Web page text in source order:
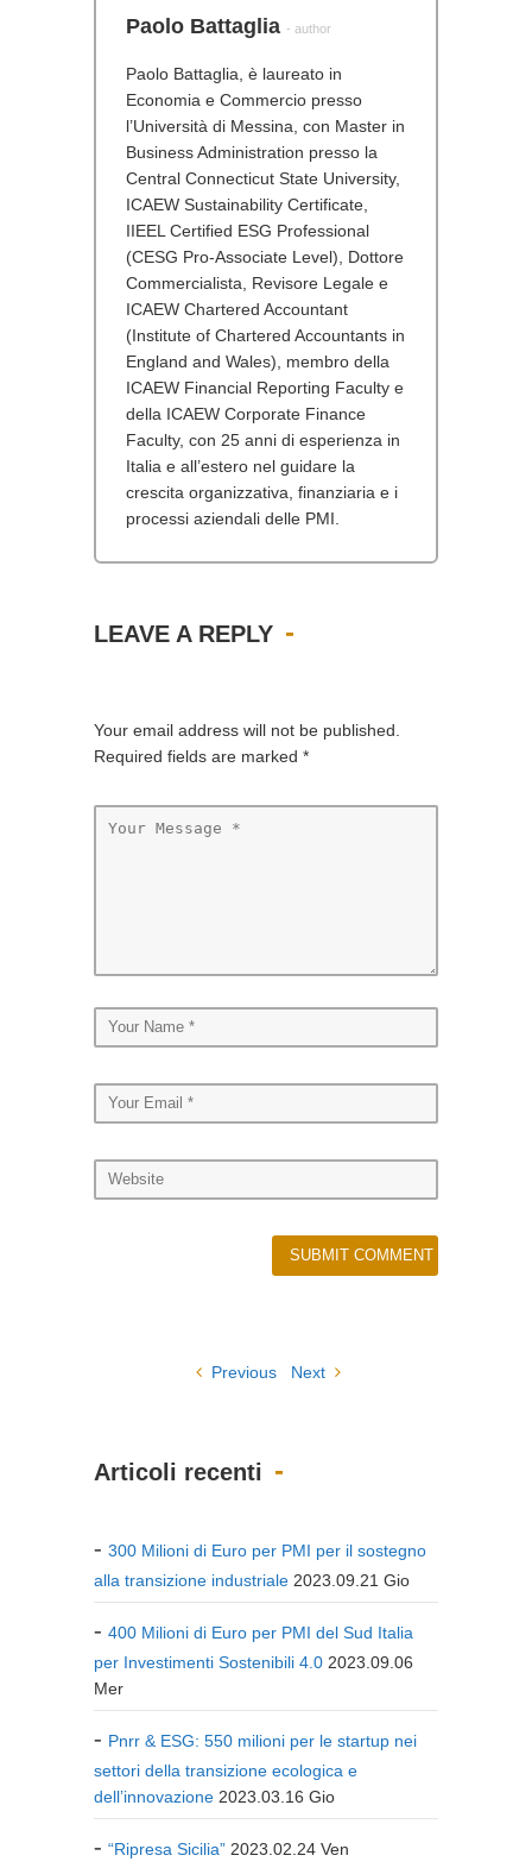
Paolo Battaglia - author
Paolo Battaglia, è laureato in
Economia e Commercio presso
l’Università di Messina, con Master in
Business Administration presso la
Central Connecticut State University,
ICAEW Sustainability Certificate,
IIEEL Certified ESG Professional
(CESG Pro-Associate Level), Dottore
Commercialista, Revisore Legale e
ICAEW Chartered Accountant
(Institute of Chartered Accountants in
England and Wales), membro della
ICAEW Financial Reporting Faculty e
della ICAEW Corporate Finance
Faculty, con 25 anni di esperienza in
Italia e all’estero nel guidare la
crescita organizzativa, finanziaria e i
processi aziendali delle PMI.
LEAVE A REPLY
Your email address will not be published.
Required fields are marked *
Previous Next
Articoli recenti
300 Milioni di Euro per PMI per il sostegno
alla transizione industriale 2023.09.21 Gio
400 Milioni di Euro per PMI del Sud Italia
per Investimenti Sostenibili 4.0 2023.09.06
Mer
Pnrr & ESG: 550 milioni per le startup nei
settori della transizione ecologica e
dell’innovazione 2023.03.16 Gio
“Ripresa Sicilia” 2023.02.24 Ven